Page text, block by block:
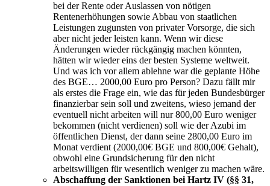
bei der Rente oder Auslassen von nötigen
Rentenerhöhungen sowie Abbau von staatlichen
Leistungen zugunsten von privater Vorsorge, die sich
aber nicht jeder leisten kann. Wenn wir diese
Änderungen wieder rückgängig machen könnten,
hätten wir wieder eins der besten Systeme weltweit.
Und was ich vor allem ablehne war die geplante Höhe
des BGE… 2000,00 Euro pro Person? Dazu fällt mir
als erstes die Frage ein, wie das für jeden Bundesbürger
finanzierbar sein soll und zweitens, wieso jemand der
eventuell nicht arbeiten will nur 800,00 Euro weniger
bekommen (nicht verdienen) soll wie der Azubi im
öffentlichen Dienst, der dann seine 2800,00 Euro im
Monat verdient (2000,00€ BGE und 800,00€ Gehalt),
obwohl eine Grundsicherung für den nicht
arbeitswilligen für wesentlich weniger zu machen wäre.
Abschaffung der Sanktionen bei Hartz IV (§§ 31,